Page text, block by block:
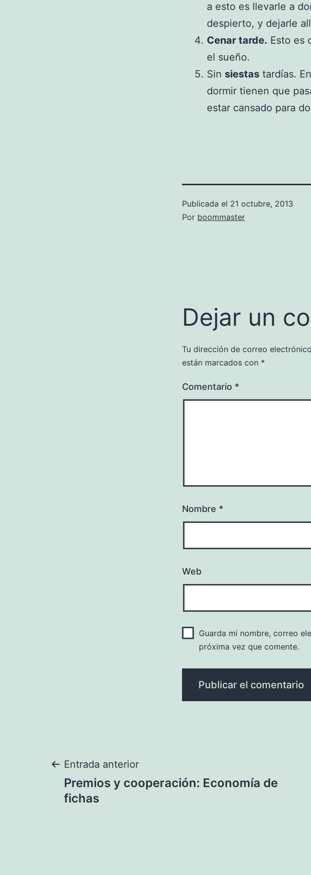
a esto es llevarle a
despierto, y dejarle
Cenar tarde. Esto es
el sueño.
Sin siestas tardías.
dormir tienen que
estar cansado para
Publicada el 21 octubre, 2013
Por boommaster
Dejar un
Tu dirección de correo
están marcados con *
Comentario *
Nombre *
Web
Guarda mi nombre, correo
próxima vez que comente.
Navegación
de
Entrada anterior
Premios y cooperación: Economía de
fichas